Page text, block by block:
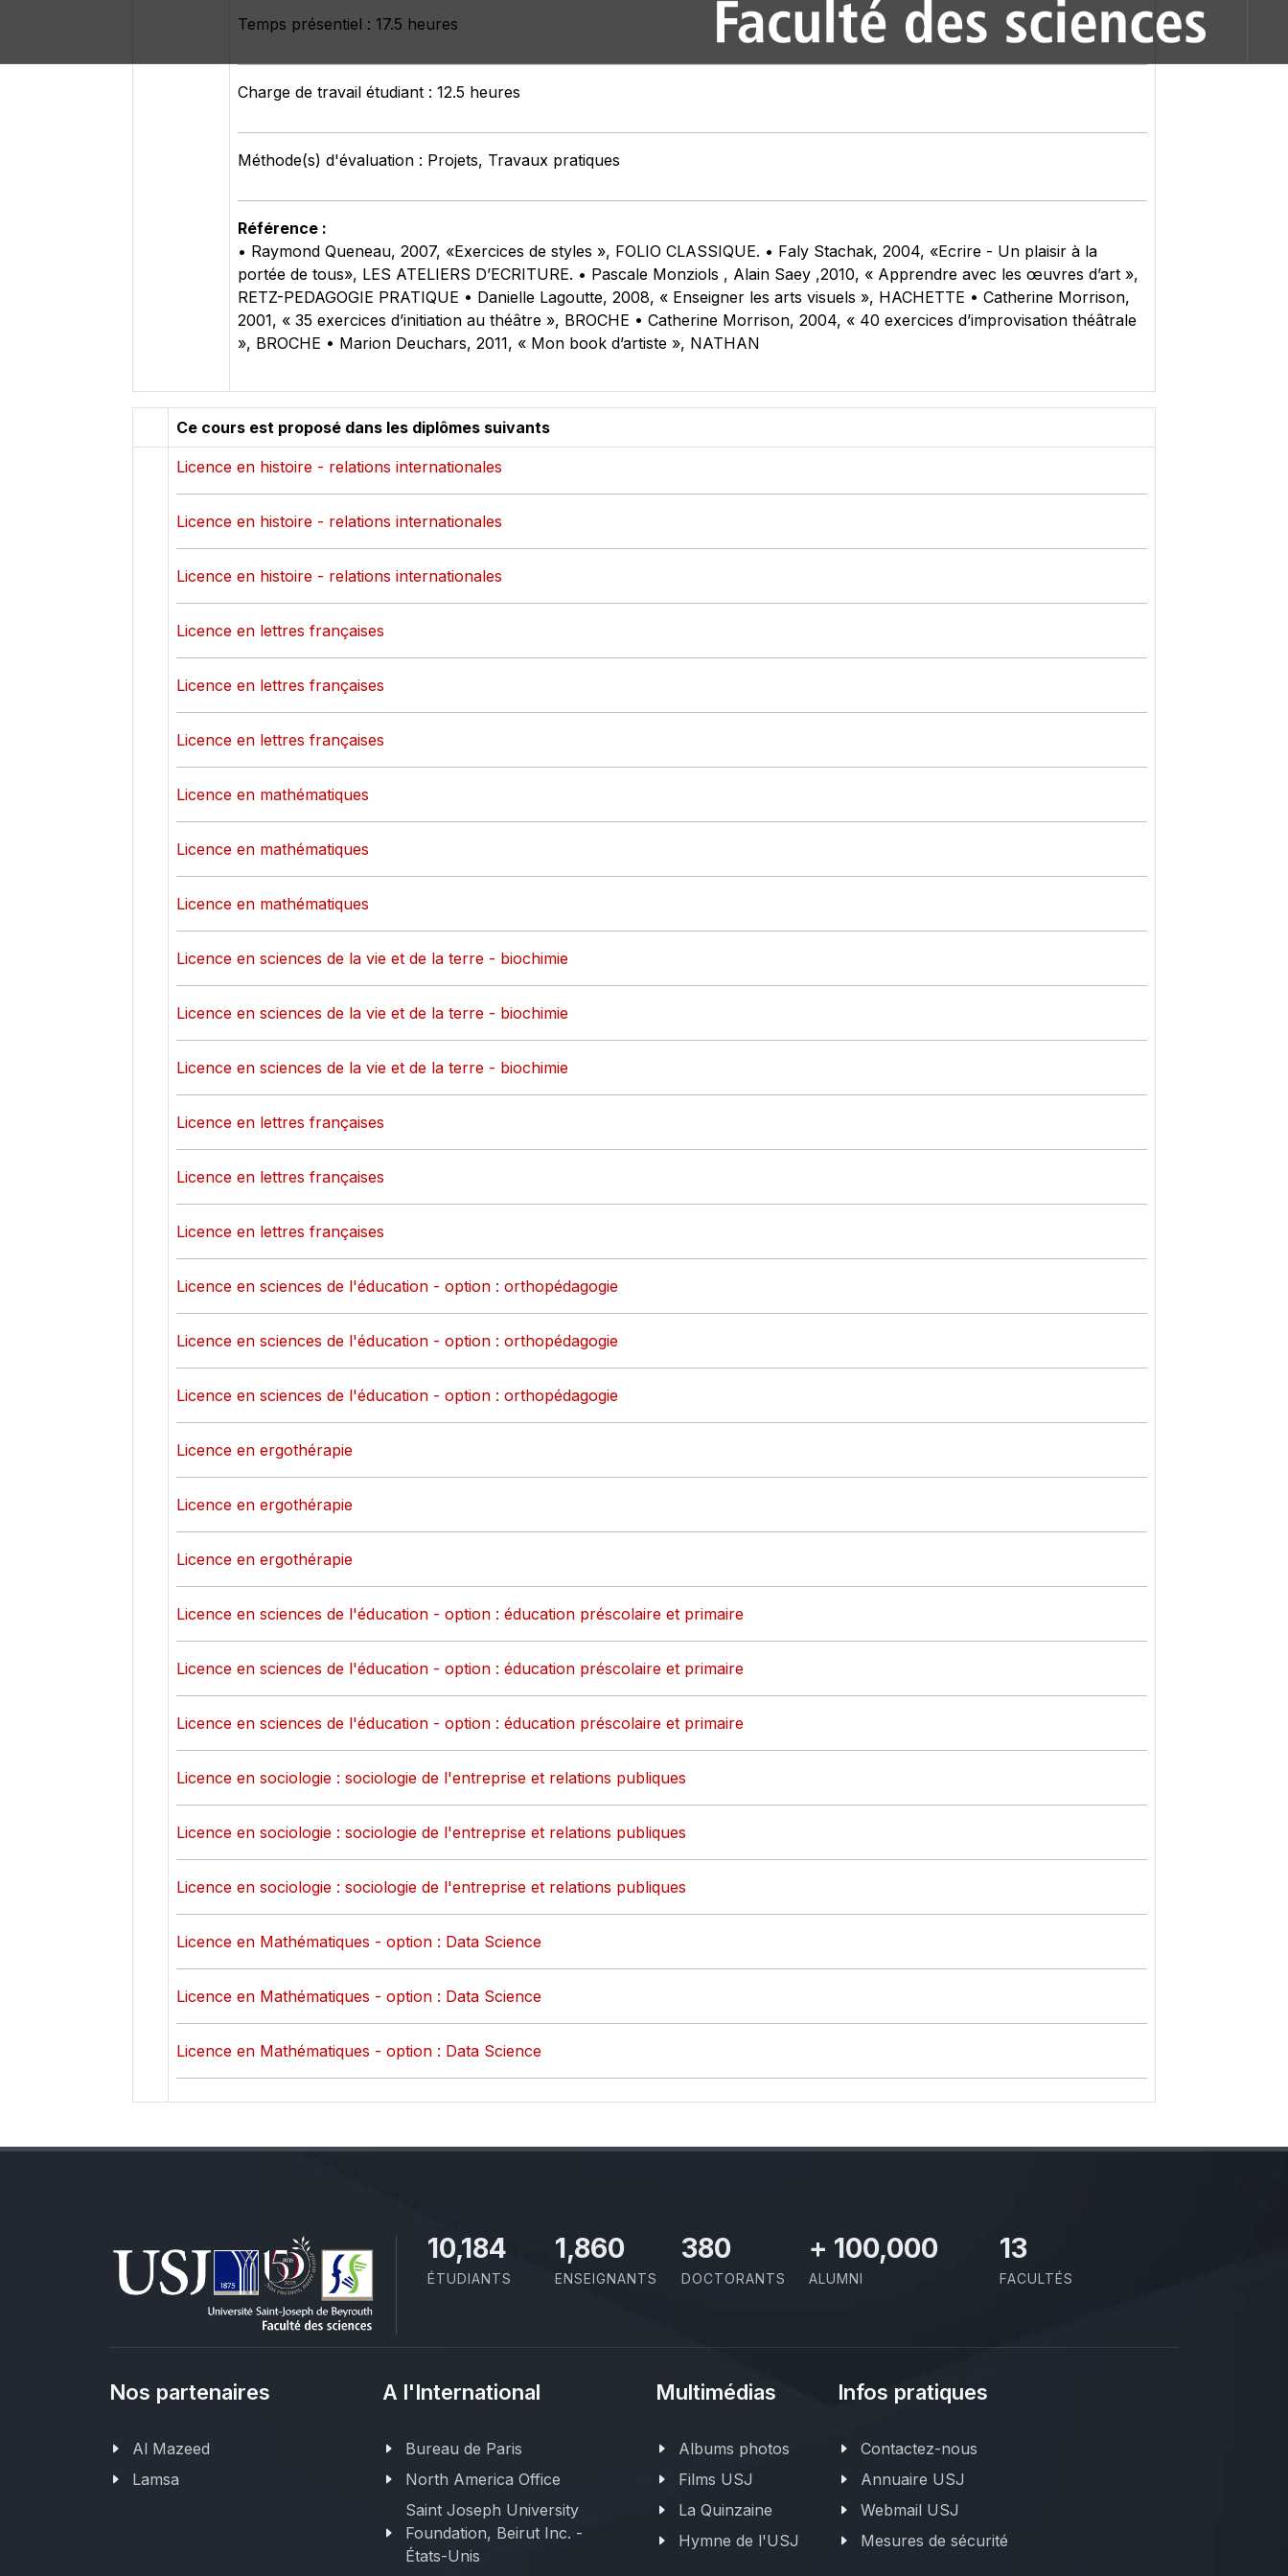
Temps présentiel : 17.5 heures
Charge de travail étudiant : 12.5 heures
Méthode(s) d'évaluation : Projets, Travaux pratiques
Référence :
• Raymond Queneau, 2007, «Exercices de styles », FOLIO CLASSIQUE. • Faly Stachak, 2004, «Ecrire - Un plaisir à la
portée de tous», LES ATELIERS D’ECRITURE. • Pascale Monziols , Alain Saey ,2010, « Apprendre avec les œuvres d’art »,
RETZ-PEDAGOGIE PRATIQUE • Danielle Lagoutte, 2008, « Enseigner les arts visuels », HACHETTE • Catherine Morrison,
2001, « 35 exercices d’initiation au théâtre », BROCHE • Catherine Morrison, 2004, « 40 exercices d’improvisation théâtrale
», BROCHE • Marion Deuchars, 2011, « Mon book d’artiste », NATHAN
Ce cours est proposé dans les diplômes suivants
Licence en histoire - relations internationales
Licence en histoire - relations internationales
Licence en histoire - relations internationales
Licence en lettres françaises
Licence en lettres françaises
Licence en lettres françaises
Licence en mathématiques
Licence en mathématiques
Licence en mathématiques
Licence en sciences de la vie et de la terre - biochimie
Licence en sciences de la vie et de la terre - biochimie
Licence en sciences de la vie et de la terre - biochimie
Licence en lettres françaises
Licence en lettres françaises
Licence en lettres françaises
Licence en sciences de l'éducation - option : orthopédagogie
Licence en sciences de l'éducation - option : orthopédagogie
Licence en sciences de l'éducation - option : orthopédagogie
Licence en ergothérapie
Licence en ergothérapie
Licence en ergothérapie
Licence en sciences de l'éducation - option : éducation préscolaire et primaire
Licence en sciences de l'éducation - option : éducation préscolaire et primaire
Licence en sciences de l'éducation - option : éducation préscolaire et primaire
Licence en sociologie : sociologie de l'entreprise et relations publiques
Licence en sociologie : sociologie de l'entreprise et relations publiques
Licence en sociologie : sociologie de l'entreprise et relations publiques
Licence en Mathématiques - option : Data Science
Licence en Mathématiques - option : Data Science
Licence en Mathématiques - option : Data Science
11,727
ÉTUDIANTS
2,142
ENSEIGNANTS
437
DOCTORANTS
+ 100,000
ALUMNI
13
FACULTÉS
Nos partenaires
Al Mazeed
Lamsa
A l'International
Bureau de Paris
North America Office
Saint Joseph University
Foundation, Beirut Inc. -
États-Unis
Multimédias
Albums photos
Films USJ
La Quinzaine
Hymne de l'USJ
Infos pratiques
Contactez-nous
Annuaire USJ
Webmail USJ
Mesures de sécurité